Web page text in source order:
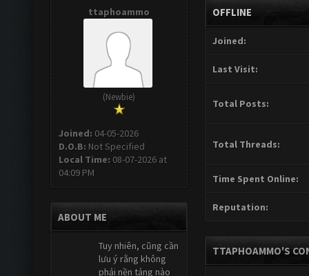
ttaphoammo
(Newbie)
Joined: 04-05-2026
D.O.B: Not Specified
Local Time: 08-07-2026 at
04:09 PM
ABOUT ME
Tuy nhiên, cũng cần
lưu ý rằng không
phải nền tảng nào
OFFLINE
Joined:
Last Visit:
Total Posts:
Total Threads:
Time Spent Online:
Reputation:
TTAPHOAMMO'S